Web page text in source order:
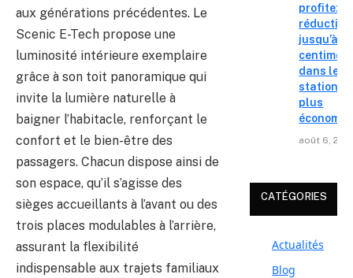
aux générations précédentes. Le
Scenic E-Tech propose une
luminosité intérieure exemplaire
grâce à son toit panoramique qui
invite la lumière naturelle à
baigner l’habitacle, renforçant le
confort et le bien-être des
passagers. Chacun dispose ainsi de
son espace, qu’il s’agisse des
sièges accueillants à l’avant ou des
trois places modulables à l’arrière,
assurant la flexibilité
indispensable aux trajets familiaux
profitez
jusqu’à 15
centimes
dans les
stations
plus
août 6,
CATÉGORIES
Actualités
Blog